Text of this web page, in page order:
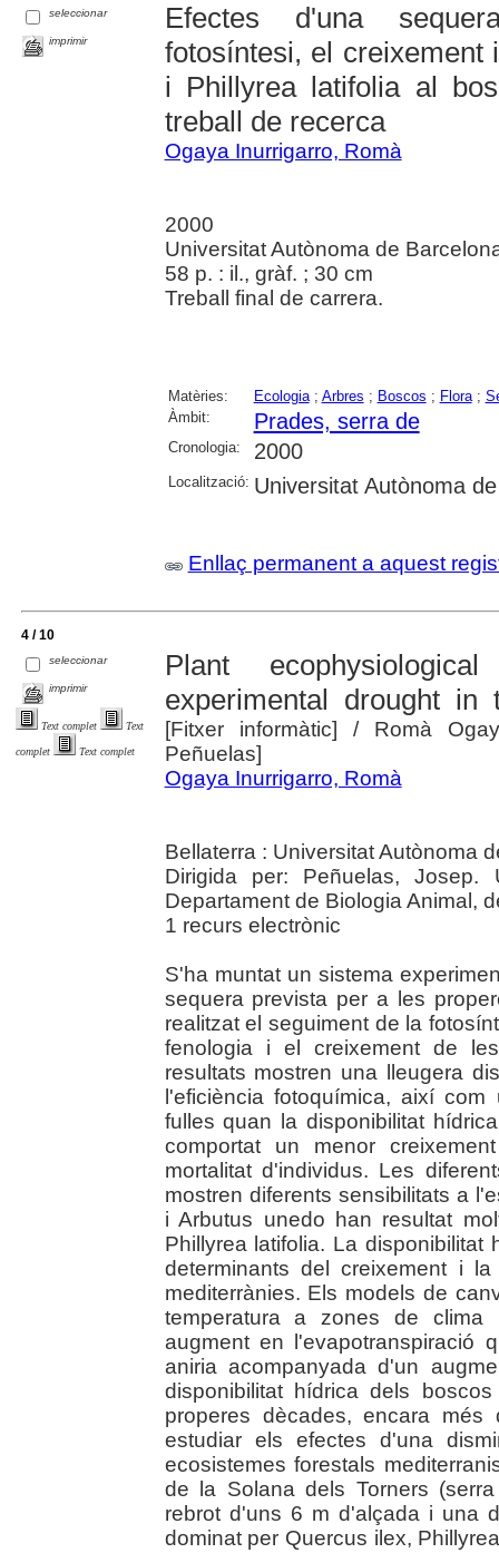
seleccionar
imprimir
Efectes d'una
fotosíntesi, el creixement
i Phillyrea latifolia al
treball de recerca
Ogaya Inurrigarro, Romà
2000
Universitat Autònoma de
58 p. : il., gràf. ; 30 cm
Treball final de carrera.
Matèries: Ecologia; Arbres ; Boscos ; Flora;
Àmbit:
Prades, serra de
Cronologia: 2000
Localització: Universitat Autònoma
Enllaç permanent a aquest
4 / 10
seleccionar
imprimir
Text complet Text
complet Text complet
Plant
experimental drought
[Fitxer informàtic]/ Romà
Peñuelas]
Ogaya Inurrigarro, Romà
Bellaterra : Universitat Autònoma
Dirigida per: Peñuelas, Josep.
Departament de Biologia Animal,
1 recurs electrònic
S'ha muntat un sistema
sequera prevista per a les
realitzat el seguiment de la
fenologia i el creixement de
resultats mostren una lleugera
l'eficiència fotoquímica, així
fulles quan la disponibilitat
comportat un menor
mortalitat d'individus. Les
mostren diferents sensibilitats a
i Arbutus unedo han resultat
Phillyrea latifolia. La
determinants del creixement i
mediterrànies. Els models de
temperatura a zones de clima
augment en l'evapotranspiració
aniria acompanyada d'un
disponibilitat hídrica dels
properes dècades, encara
estudiar els efectes d'una
ecosistemes forestals
de la Solana dels Torners
rebrot d'uns 6 m d'alçada i una
dominat per Quercus ilex,